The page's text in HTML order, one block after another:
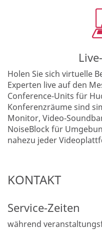
Holen Sie sich virtuelle
Experten live auf den
Conference-Units für
Konferenzräume sind
Monitor, Video-
NoiseBlock für
nahezu jeder
KONTAKT
Service-Zeiten
während